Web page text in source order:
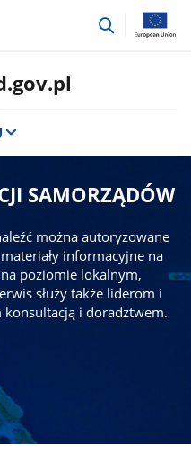
przejdź
SAMORZĄDÓW
można autoryzowane
informacyjne na
poziomie lokalnym,
służy także liderom i
i doradztwem.